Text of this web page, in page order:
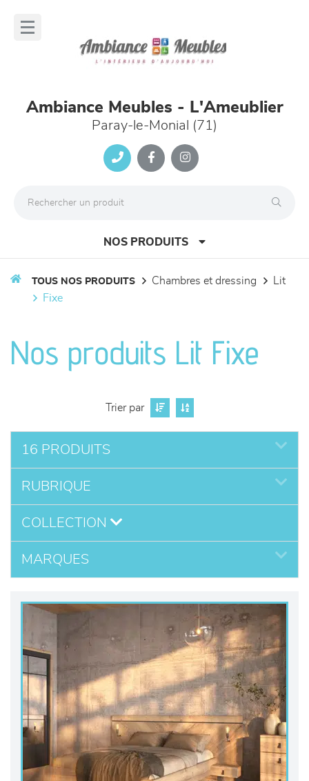
Ambiance Meubles - L'Ameublier
Paray-le-Monial (71)
NOS PRODUITS
séjours
literie
décoration
TOUS NOS PRODUITS chambres et dressing
lit
fixe
Nos produits Lit Fixe
Trier par
16 PRODUITS
RUBRIQUE
COLLECTION
MARQUES